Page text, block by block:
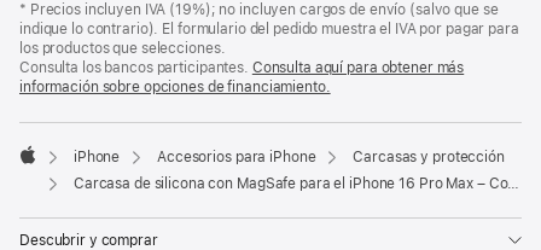
a
pie
de
a
pie
de
página
Nota
a
pie
de
página
* Precios incluyen IVA (19%); no incluyen cargos de envío (salvo que se
indique lo contrario). El formulario del pedido muestra el IVA por pagar para
los productos que selecciones.
Consulta los bancos participantes. Consulta aquí para obtener más
información sobre opciones de financiamiento.
en
pestaña
nueva)
Apple
iPhone Accesorios para iPhone
Carcasas y protección
Carcasa de silicona con MagSafe para el iPhone 16 Pro Max – Color ultramarino
Descubrir y comprar